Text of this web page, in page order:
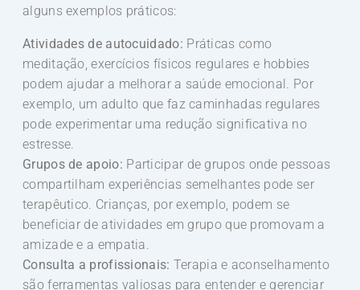
alguns exemplos práticos:
Atividades de autocuidado: Práticas como
meditação, exercícios físicos regulares e hobbies
podem ajudar a melhorar a saúde emocional. Por
exemplo, um adulto que faz caminhadas regulares
pode experimentar uma redução significativa no
estresse.
Grupos de apoio: Participar de grupos onde pessoas
compartilham experiências semelhantes pode ser
terapêutico. Crianças, por exemplo, podem se
beneficiar de atividades em grupo que promovam a
amizade e a empatia.
Consulta a profissionais: Terapia e aconselhamento
são ferramentas valiosas para entender e gerenciar